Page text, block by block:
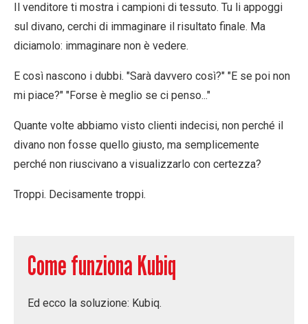
Il venditore ti mostra i campioni di tessuto. Tu li appoggi
sul divano, cerchi di immaginare il risultato finale. Ma
diciamolo: immaginare non è vedere.
E così nascono i dubbi. "Sarà davvero così?" "E se poi non
mi piace?" "Forse è meglio se ci penso..."
Quante volte abbiamo visto clienti indecisi, non perché il
divano non fosse quello giusto, ma semplicemente
perché non riuscivano a visualizzarlo con certezza?
Troppi. Decisamente troppi.
Come funziona Kubiq
Ed ecco la soluzione: Kubiq.